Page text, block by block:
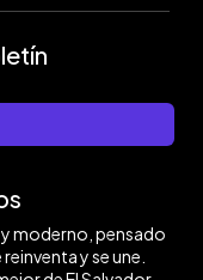
moderno, pensado
y se une.